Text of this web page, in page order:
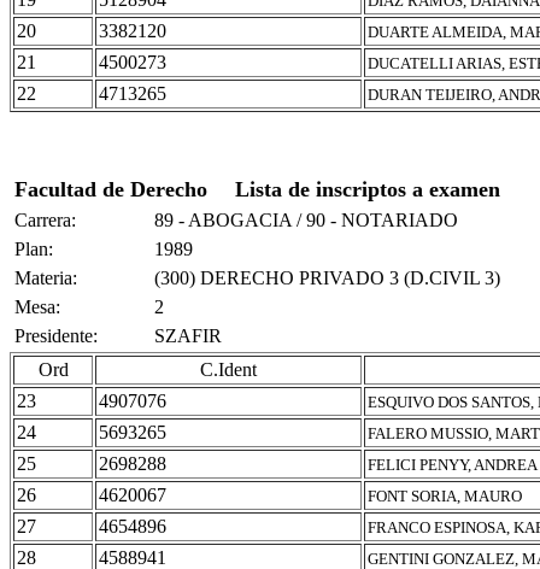
20 3382120 DUARTE ALMEIDA,
21 4500273 DUCATELLI ARIAS,
22 4713265 DURAN TEIJEIRO,
Facultad de Derecho Lista de inscriptos a examen
Carrera:
89 - ABOGACIA / 90 - NOTARIADO
Plan:
1989
Materia:
(300) DERECHO PRIVADO 3 (D.CIVIL 3)
Mesa:
2
Presidente:
SZAFIR
Ord
C.Ident
23
4907076 ESQUIVO DOS
24 5693265 FALERO MUSSIO,
25 2698288 FELICI PENYY,
26 4620067 FONT SORIA, MAURO
27 4654896 FRANCO ESPINOSA,
28 4588941 GENTINI GONZALEZ,